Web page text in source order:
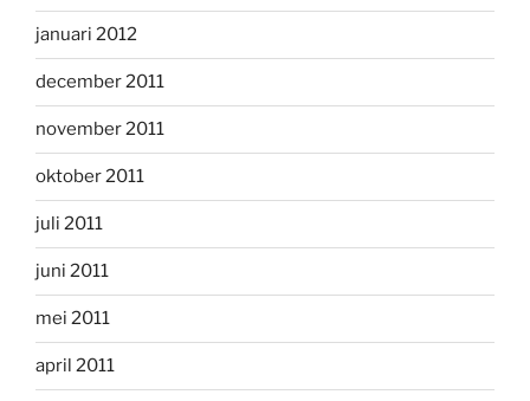
januari 2012
december 2011
november 2011
oktober 2011
juli 2011
juni 2011
mei 2011
april 2011